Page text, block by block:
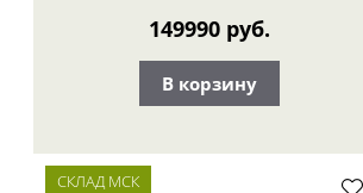
149990 руб.
В корзину
СКЛАД МСК